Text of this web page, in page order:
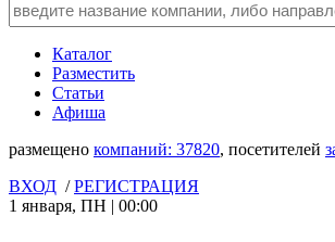
Каталог
Разместить
Статьи
Афиша
размещено компаний: 37820, посетителей
ВХОД /РЕГИСТРАЦИЯ
1 января, ПН | 00:00